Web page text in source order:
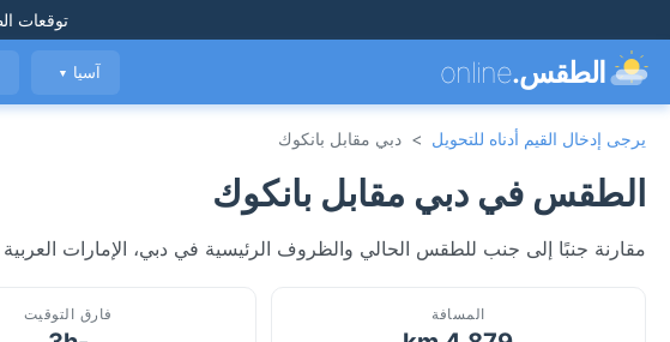
توقعات
الطقس.online آسيا ▼
يرجى إدخال القيم أدناه للتحويل > دبي مقابل بانكوك
الطقس في دبي مقابل بانكوك
مقارنة جنبًا إلى جنب للطقس الحالي والظروف الرئيسية في دبي، الإمارات العربية
المسافة فارق التوقيت